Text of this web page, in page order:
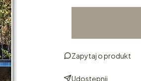
Zapytaj o produkt
Udostępnij